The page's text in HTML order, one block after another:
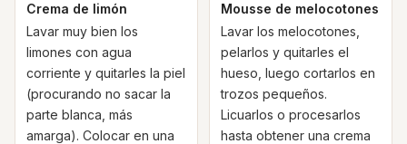
Crema de limón
Lavar muy bien los
limones con agua
corriente y quitarles la piel
(procurando no sacar la
parte blanca, más
amarga). Colocar en una
Mousse de melocotones
Lavar los melocotones,
pelarlos y quitarles el
hueso, luego cortarlos en
trozos pequeños.
Licuarlos o procesarlos
hasta obtener una crema